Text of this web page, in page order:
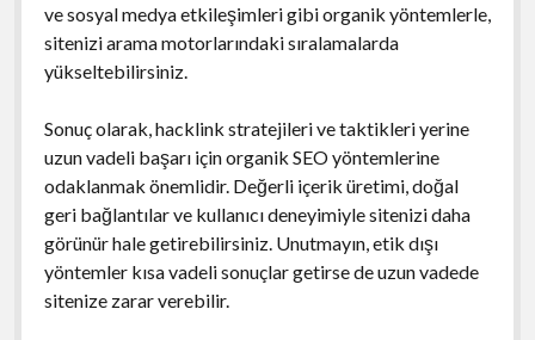
ve sosyal medya etkileşimleri gibi organik yöntemlerle,
sitenizi arama motorlarındaki sıralamalarda
yükseltebilirsiniz.
Sonuç olarak, hacklink stratejileri ve taktikleri yerine
uzun vadeli başarı için organik SEO yöntemlerine
odaklanmak önemlidir. Değerli içerik üretimi, doğal
geri bağlantılar ve kullanıcı deneyimiyle sitenizi daha
görünür hale getirebilirsiniz. Unutmayın, etik dışı
yöntemler kısa vadeli sonuçlar getirse de uzun vadede
sitenize zarar verebilir.